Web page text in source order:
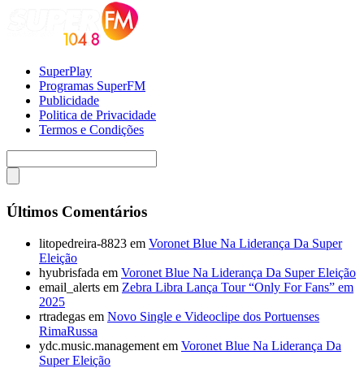
SuperPlay
Programas SuperFM
Publicidade
Politica de Privacidade
Termos e Condições
Últimos Comentários
litopedreira-8823 em Voronet Blue Na Liderança Da Super
Eleição
hyubrisfada em Voronet Blue Na Liderança Da Super Eleição
email_alerts em Zebra Libra Lança Tour “Only For Fans” em
2025
rtradegas em Novo Single e Videoclipe dos Portuenses
RimaRussa
ydc.music.management em Voronet Blue Na Liderança Da
Super Eleição